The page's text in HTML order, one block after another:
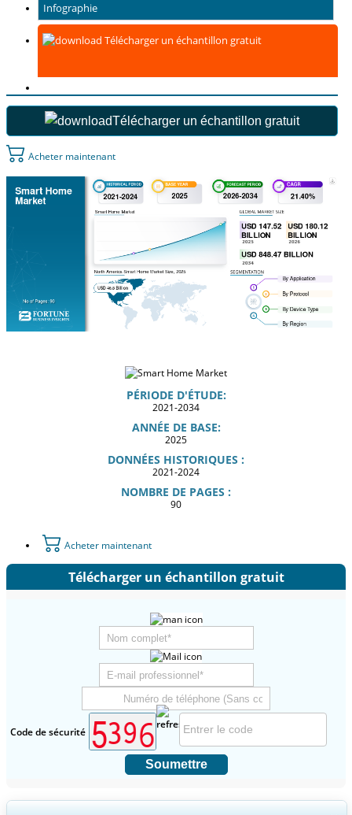
Infographie
Télécharger un échantillon gratuit
Télécharger un échantillon gratuit
Acheter maintenant
PÉRIODE D'ÉTUDE:
2021-2034
ANNÉE DE BASE:
2025
DONNÉES HISTORIQUES :
2021-2024
NOMBRE DE PAGES :
90
Acheter maintenant
Télécharger un échantillon gratuit
Code de sécurité
Soumettre